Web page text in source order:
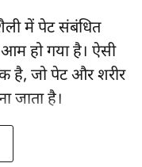
में पेट संबंधित
हो गया है। ऐसी
है, जो पेट और शरीर
जाता है।